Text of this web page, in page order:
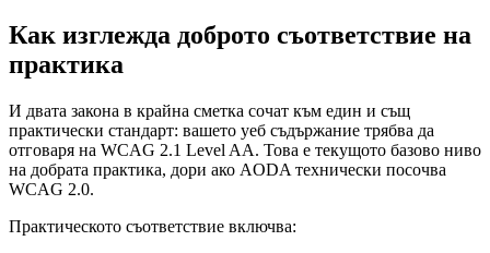
Как изглежда доброто съответствие на
практика
И двата закона в крайна сметка сочат към един и същ
практически стандарт: вашето уеб съдържание трябва да
отговаря на WCAG 2.1 Level AA. Това е текущото базово ниво
на добрата практика, дори ако AODA технически посочва
WCAG 2.0.
Практическото съответствие включва: